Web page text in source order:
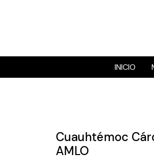
INICIO
Cuauhtémoc
AMLO